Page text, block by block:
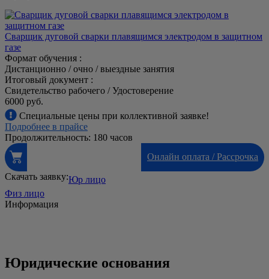
Сварщик дуговой сварки плавящимся электродом в защитном
газе
Формат обучения :
Дистанционно / очно / выездные занятия
Итоговый документ :
Свидетельство рабочего / Удостоверение
6000 руб.
Специальные цены при коллективной заявке!
Подробнее в прайсе
Продолжительность: 180 часов
Онлайн оплата / Рассрочка
Скачать заявку:Юр лицо
Физ лицо
Информация
Юридические основания